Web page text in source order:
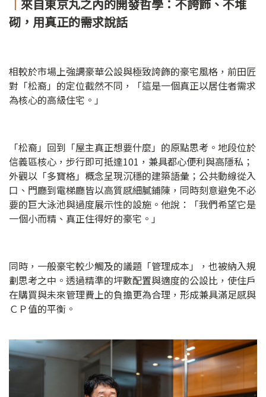
｜ 來自東京丸之內的開發哲學：不誇飾、不堆
砌，用真正的需求說話
相較於市場上強調豪華公設與極致誇飾的豪宅風格，前田匠
對「松裔」的定位截然不同，「這是一個真正以居住者需求
為核心的高級住宅。」
「松裔」回到「屋主真正想要什麼」的原點思考。地段位於
信義區核心，步行即可抵達101，兼具都心便利與高隱私；
外觀以「多寶格」概念呈現沉穩的建築語彙；公共動線從入
口、門廳到電梯廳皆以高質感細膩鋪陳，同時刻意避免不必
要的巨大泳池與過度展示性的設施。他說：「我們希望它是
一個小而精、真正住得好的豪宅。」
同時，一般豪宅較少觸及的議題「管理成本」，也被納入規
劃思考之中。透過精準的坪數配置與適度的公設比，使住戶
在購買與未來管理費上的負擔更為合理，形成兼具滿足感與
ＣＰ值的平衡。